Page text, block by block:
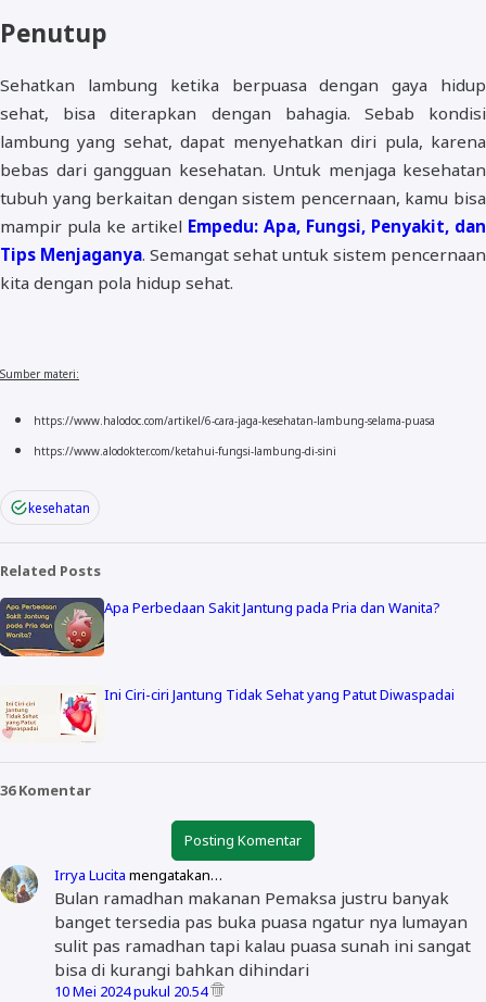
Penutup
Sehatkan lambung ketika berpuasa dengan gaya hidup
sehat, bisa diterapkan dengan bahagia. Sebab kondisi
lambung yang sehat, dapat menyehatkan diri pula, karena
bebas dari gangguan kesehatan. Untuk menjaga kesehatan
tubuh yang berkaitan dengan sistem pencernaan, kamu bisa
mampir pula ke artikel Empedu: Apa, Fungsi, Penyakit, dan
Tips Menjaganya. Semangat sehat untuk sistem pencernaan
kita dengan pola hidup sehat.
Sumber materi:
https://www.halodoc.com/artikel/6-cara-jaga-kesehatan-lambung-selama-puasa
https://www.alodokter.com/ketahui-fungsi-lambung-di-sini
kesehatan
Related Posts
Apa Perbedaan Sakit Jantung pada Pria dan Wanita?
Ini Ciri-ciri Jantung Tidak Sehat yang Patut Diwaspadai
36 Komentar
Posting Komentar
Irrya Lucita mengatakan…
Bulan ramadhan makanan Pemaksa justru banyak
banget tersedia pas buka puasa ngatur nya lumayan
sulit pas ramadhan tapi kalau puasa sunah ini sangat
bisa di kurangi bahkan dihindari
10 Mei 2024 pukul 20.54